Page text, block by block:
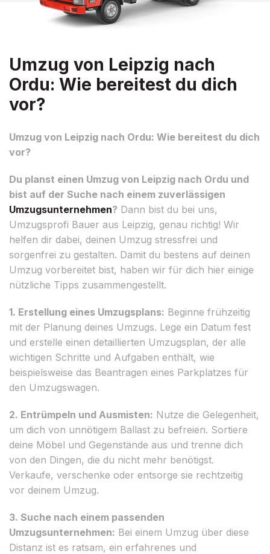
Umzug von Leipzig nach
Ordu: Wie bereitest du dich
vor?
Umzug von Leipzig nach Ordu: Wie bereitest du dich
vor?
Du planst einen Umzug von Leipzig nach Ordu und
bist auf der Suche nach einem zuverlässigen
Umzugsunternehmen? Dann bist du bei uns,
Umzugsprofi Bauer aus Leipzig, genau richtig! Wir
helfen dir dabei, deinen Umzug stressfrei und
sorgenfrei zu gestalten. Damit du bestens auf deinen
Umzug vorbereitet bist, haben wir für dich hier einige
nützliche Tipps zusammengestellt.
1. Erstellung eines Umzugsplans: Beginne frühzeitig
mit der Planung deines Umzugs. Lege ein Datum fest
und erstelle einen detaillierten Umzugsplan, der alle
wichtigen Schritte und Aufgaben enthält, wie
beispielsweise das Beantragen eines Parkplatzes für
den Umzugswagen.
2. Entrümpeln und Ausmisten: Nutze die Gelegenheit,
um dich von unnötigem Ballast zu befreien. Sortiere
deine Möbel und Gegenstände aus und trenne dich
von den Dingen, die du nicht mehr benötigst.
Verkaufe, verschenke oder entsorge sie rechtzeitig
vor deinem Umzug.
3. Suche nach einem passenden
Umzugsunternehmen: Bei einem Umzug über diese
Distanz ist es ratsam, ein erfahrenes und